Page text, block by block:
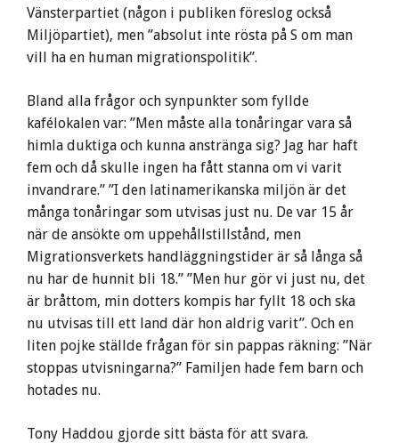
Vänsterpartiet (någon i publiken föreslog också
Miljöpartiet), men ”absolut inte rösta på S om man
vill ha en human migrationspolitik”.
Bland alla frågor och synpunkter som fyllde
kafélokalen var: ”Men måste alla tonåringar vara så
himla duktiga och kunna anstränga sig? Jag har haft
fem och då skulle ingen ha fått stanna om vi varit
invandrare.” ”I den latinamerikanska miljön är det
många tonåringar som utvisas just nu. De var 15 år
när de ansökte om uppehållstillstånd, men
Migrationsverkets handläggningstider är så långa så
nu har de hunnit bli 18.” ”Men hur gör vi just nu, det
är bråttom, min dotters kompis har fyllt 18 och ska
nu utvisas till ett land där hon aldrig varit”. Och en
liten pojke ställde frågan för sin pappas räkning: ”När
stoppas utvisningarna?” Familjen hade fem barn och
hotades nu.
Tony Haddou gjorde sitt bästa för att svara.